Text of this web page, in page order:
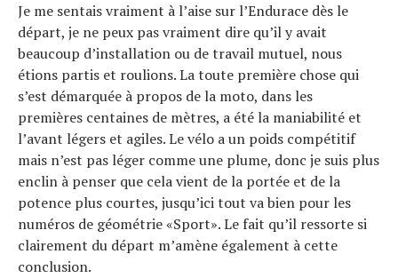
Je me sentais vraiment à l’aise sur l’Endurace dès le
départ, je ne peux pas vraiment dire qu’il y avait
beaucoup d’installation ou de travail mutuel, nous
étions partis et roulions. La toute première chose qui
s’est démarquée à propos de la moto, dans les
premières centaines de mètres, a été la maniabilité et
l’avant légers et agiles. Le vélo a un poids compétitif
mais n’est pas léger comme une plume, donc je suis plus
enclin à penser que cela vient de la portée et de la
potence plus courtes, jusqu’ici tout va bien pour les
numéros de géométrie «Sport». Le fait qu’il ressorte si
clairement du départ m’amène également à cette
conclusion.